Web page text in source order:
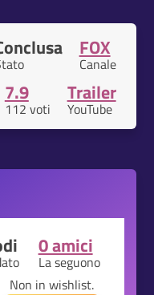
FOX
Canale
7.9
112 voti
Trailer
YouTube
0 amici
La seguono
Non in wishlist.